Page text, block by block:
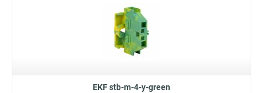
EKF stb-m-4-y-green